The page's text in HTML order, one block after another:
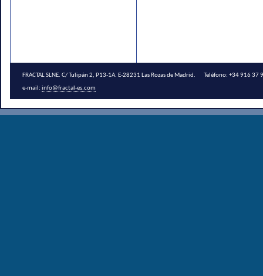
FRACTAL SLNE. C/ Tulipán 2, P13-1A. E-28231 Las Rozas de Madrid. Teléfono: +34 916
e-mail: info@fractal-es.com